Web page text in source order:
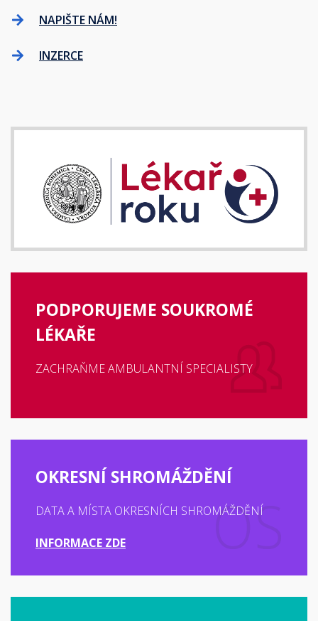
NAPIŠTE NÁM!
INZERCE
PODPORUJEME SOUKROMÉ
LÉKAŘE
ZACHRAŇME AMBULANTNÍ SPECIALISTY
OKRESNÍ SHROMÁŽDĚNÍ
DATA A MÍSTA OKRESNÍCH SHROMÁŽDĚNÍ
INFORMACE ZDE